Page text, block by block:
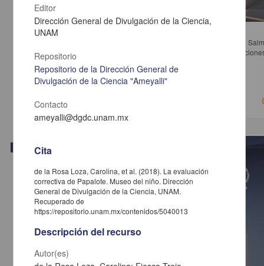
Mesa 2. Regresiones del estado constitucional
Pallante, Francesco; Rivera Castro, Faviola; Salazar Ugarte, Pedro;
María de Guadalupe; Bovero, Michelangelo - Instituto de
UNAM
2018-05-16
Ciencias Sociales y Económicas
Editor
Dirección General de Divulgación de la Ciencia,
UNAM
Repositorio
Repositorio de la Dirección General de
Divulgación de la Ciencia "Ameyalli"
Contacto
ameyalli@dgdc.unam.mx
Cita
de la Rosa Loza, Carolina, et al. (2018). La evaluación
correctiva de Papalote. Museo del niño. Dirección
General de Divulgación de la Ciencia, UNAM.
Recuperado de
https://repositorio.unam.mx/contenidos/5040013
Descripción del recurso
Autor(es)